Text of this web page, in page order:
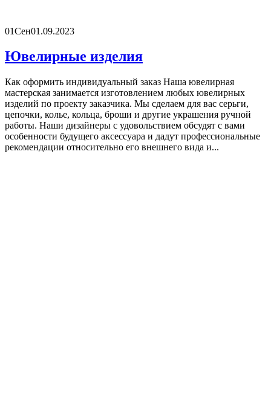
01Сен01.09.2023
Ювелирные изделия
Как оформить индивидуальный заказ Наша ювелирная
мастерская занимается изготовлением любых ювелирных
изделий по проекту заказчика. Мы сделаем для вас серьги,
цепочки, колье, кольца, броши и другие украшения ручной
работы. Наши дизайнеры с удовольствием обсудят с вами
особенности будущего аксессуара и дадут профессиональные
рекомендации относительно его внешнего вида и...